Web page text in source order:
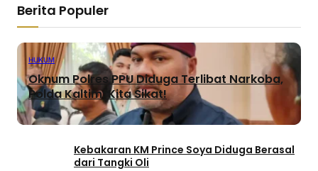
Berita Populer
HUKUM
Oknum Polres PPU Diduga Terlibat Narkoba,
Polda Kaltim: Kita Sikat!
Kebakaran KM Prince Soya Diduga Berasal
dari Tangki Oli